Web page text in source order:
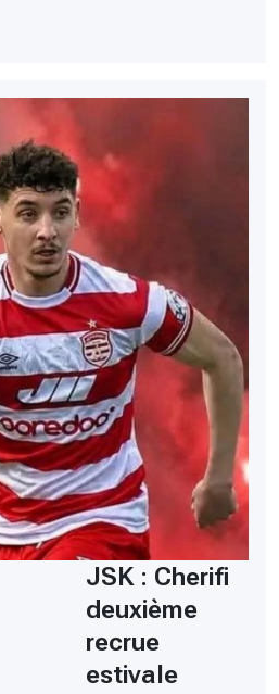
JSK : Cherifi
deuxième
recrue
estivale